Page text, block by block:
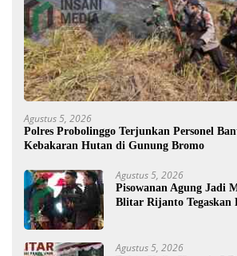
Agustus 5, 2026
Polres Probolinggo Terjunkan Personel
Kebakaran Hutan di Gunung Bromo
Agustus 5, 2026
Pisowanan Agung Jadi
Blitar Rijanto Tegaskan
Agustus 5, 2026